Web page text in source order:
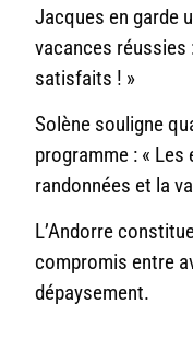
Jacques en garde
vacances
satisfaits ! »
Solène souligne
programme : «
randonnées et la
L’Andorre
compromis entre
dépaysement.